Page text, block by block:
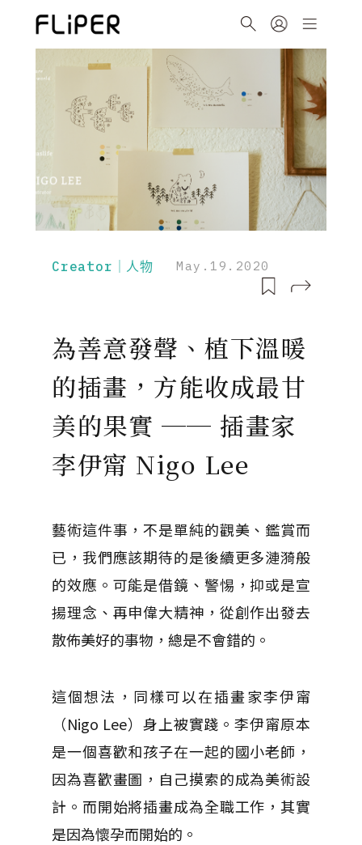
Creator｜人物 May.19.2020
為善意發聲、植下溫暖
的插畫，方能收成最甘
美的果實 ── 插畫家
李伊甯 Nigo Lee
藝術這件事，不是單純的觀美、鑑賞而
已，我們應該期待的是後續更多漣漪般
的效應。可能是借鏡、警惕，抑或是宣
揚理念、再申偉大精神，從創作出發去
散佈美好的事物，總是不會錯的。
這個想法，同樣可以在插畫家李伊甯
（Nigo Lee）身上被實踐。李伊甯原本
是一個喜歡和孩子在一起的國小老師，
因為喜歡畫圖，自己摸索的成為美術設
計。而開始將插畫成為全職工作，其實
是因為懷孕而開始的。